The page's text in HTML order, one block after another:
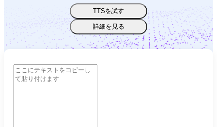
TTSを試す
詳細を見る